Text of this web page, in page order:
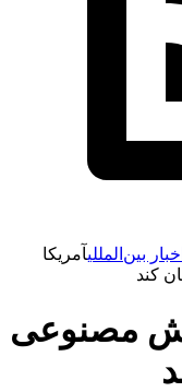
اخبار بین‌المللیآمریکا
کند
مصنوعی